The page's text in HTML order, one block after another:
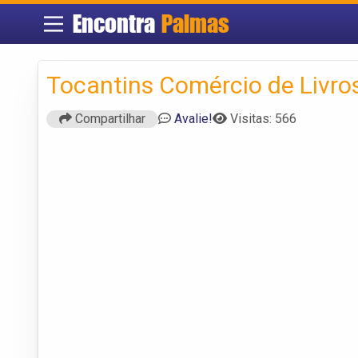
Encontra Palmas
Tocantins Comércio de
Compartilhar Avalie! Visitas: 566